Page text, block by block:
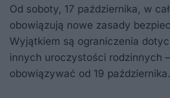
Od soboty, 17 października, w
obowiązują nowe zasady
Wyjątkiem są ograniczenia
innych uroczystości rodzinnych
obowiązywać od 19 października.